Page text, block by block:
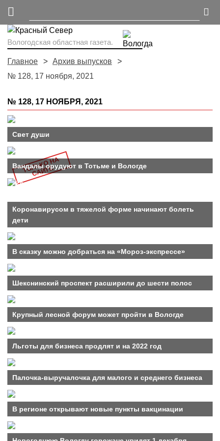
Вологодская областная газета.
Главное
Архив выпусков
№ 128, 17 ноября, 2021
№ 128, 17 НОЯБРЯ, 2021
Свет души
Т
О
Л
Ь
К
О
Н
А
С
А
Й
Т
Е
Вандалы орудуют в Тотьме и Вологде
Коронавирусом в тяжелой форме начинают болеть
дети
В сказку можно добраться на «Мороз-экспрессе»
Шекснинский проспект расширили до шести полос
Крупный лесной форум может пройти в Вологде
Льготы для бизнеса продлят и на 2022 год
Палочка-выручалочка для малого и среднего бизнеса
В регионе открывают новые пункты вакцинации